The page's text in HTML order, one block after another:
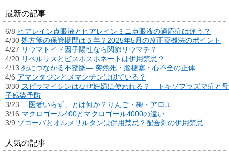
最新の記事
6/8 ヒアレイン点眼液とヒアレインミニ点眼液の適応症は違う？
4/30 処方箋の保管期間は５年？2025年5月の改正薬機法のポイント
4/27 リウマトイド因子陽性なら関節リウマチ？
4/20 リベルサスとビスホスホネートは併用禁忌？
4/13 死につながる不整脈― 突然死・脳梗塞・心不全の正体
4/6 アマンタジンとメマンチンは似ている？
3/30 スピラマイシンはなぜ妊婦に使われる？―トキソプラズマ症と母
子感染予防
3/23
「医者いらず」とは何か？りんご・梅・アロエ
3/16 マクロゴール400とマクロゴール4000の違い
3/9 ゾコーバとオルメサルタンは併用禁忌？配合剤の併用禁忌
人気の記事